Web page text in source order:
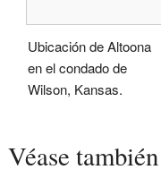
Ubicación de Altoona
en el condado de
Wilson, Kansas.
Véase también